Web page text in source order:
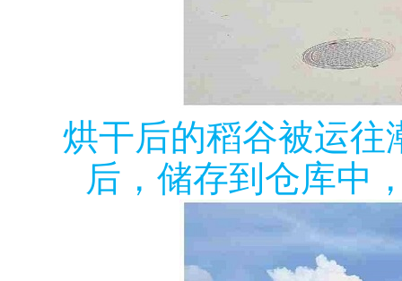
烘干后的稻谷被运往
后，储存到仓库中